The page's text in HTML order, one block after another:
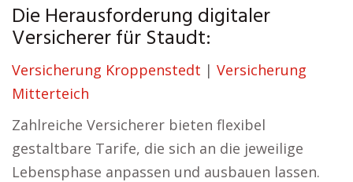
Die Herausforderung digitaler
Versicherer für Staudt:
Versicherung Kroppenstedt | Versicherung
Mitterteich
Zahlreiche Versicherer bieten flexibel
gestaltbare Tarife, die sich an die jeweilige
Lebensphase anpassen und ausbauen lassen.